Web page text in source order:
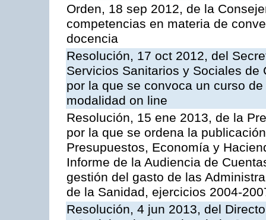
Orden, 18 sep 2012, de la
competencias en materia de
docencia
Resolución, 17 oct 2012, del
Servicios Sanitarios y Sociales
por la que se convoca un curso
modalidad on line
Resolución, 15 ene 2013, de la
por la que se ordena la
Presupuestos, Economía y
Informe de la Audiencia de
gestión del gasto de las
de la Sanidad, ejercicios 2004-
Resolución, 4 jun 2013, del